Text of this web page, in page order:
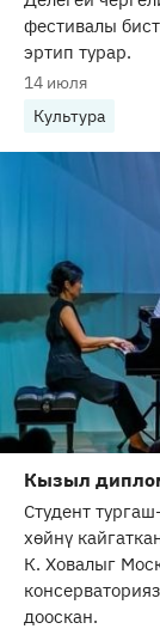
фестивалы
эртип турар.
14 июля
Культура
Кызыл
Студент
хөйнү
К. Ховалыг
дооскан.